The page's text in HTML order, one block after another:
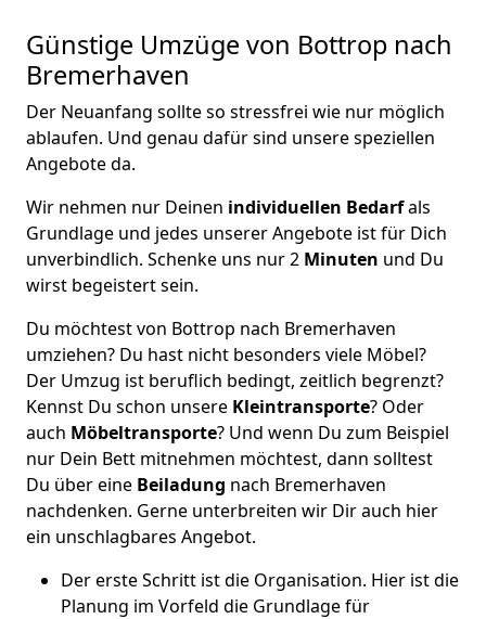
Günstige Umzüge von Bottrop nach
Bremer­haven
Der Neuanfang sollte so stressfrei wie nur möglich
ablaufen. Und genau dafür sind unsere speziellen
Angebote da.
Wir nehmen nur Deinen individuellen Bedarfals
Grundlage und jedes unserer Angebote ist für Dich
unverbindlich. Schenke uns nur 2 Minuten und Du
wirst begeistert sein.
Du möchtest von Bottrop nach Bremer­haven
umziehen? Du hast nicht besonders viele Möbel?
Der Umzug ist beruflich bedingt, zeitlich begrenzt?
Kennst Du schon unsere Kleintransporte? Oder
auch Möbeltransporte? Und wenn Du zum Beispiel
nur Dein Bett mitnehmen möchtest, dann solltest
Du über eine Beiladung nach Bremer­haven
nachdenken. Gerne unterbreiten wir Dir auch hier
ein unschlagbares Angebot.
Der erste Schritt ist die Organisation. Hier ist die
Planung im Vorfeld die Grundlage für